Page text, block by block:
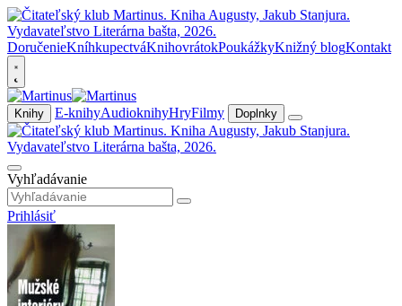
DoručenieKníhkupectváKnihovrátokPoukážkyKnižný blogKontakt
Knihy E-knihyAudioknihyHryFilmy Doplnky
Vyhľadávanie
Prihlásiť